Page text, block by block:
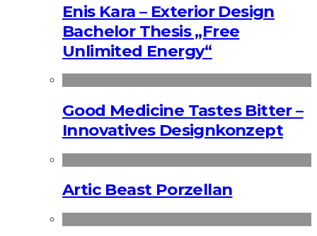
Enis Kara – Exterior Design
Bachelor Thesis „Free
Unlimited Energy“
Good Medicine Tastes Bitter –
Innovatives Designkonzept
Artic Beast Porzellan